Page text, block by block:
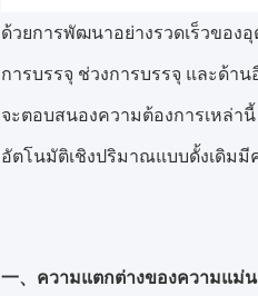
ด้วยการพัฒนาอย่างรวดเร็วขอ
การบรรจุ ช่วงการบรรจุ และด้า
จะตอบสนองความต้องการเหล่
อัตโนมัติเชิงปริมาณแบบดั้งเดิมมี
一、ความแตกต่างของความแม่